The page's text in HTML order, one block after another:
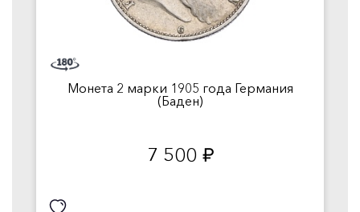
Монета 2 марки 1905 года Германия
(Баден)
7 500 руб.